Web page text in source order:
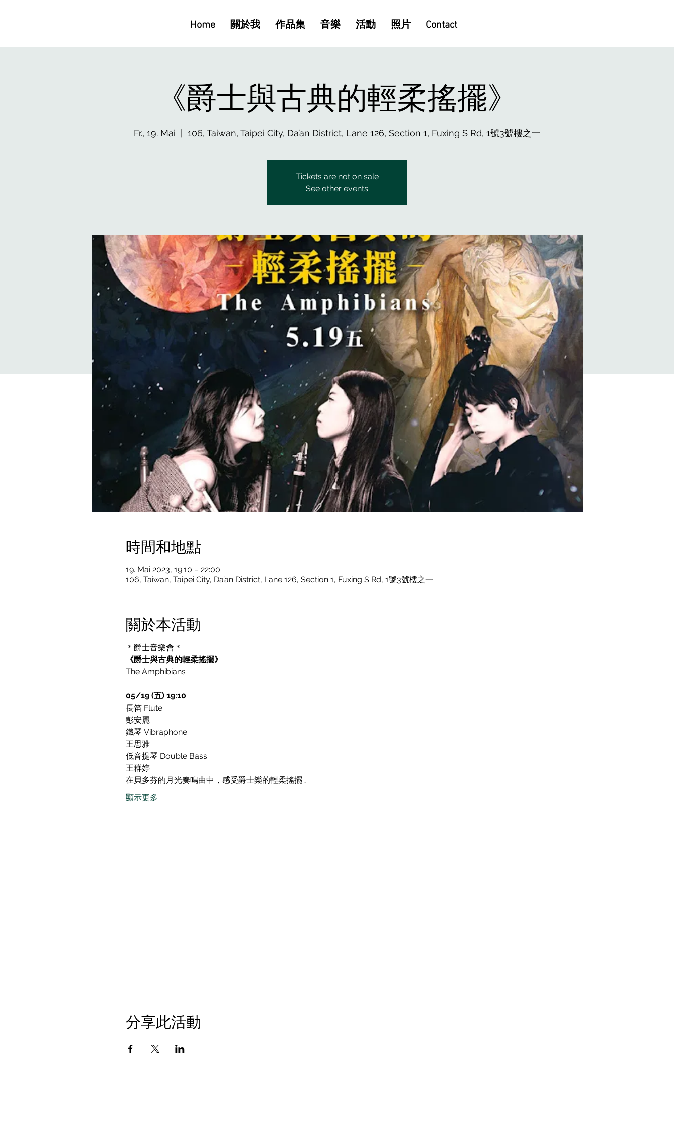
Home 關於我 作品集 音樂 活動 照片 Contact
《爵士與古典的輕柔搖擺》
Fr., 19. Mai 106, Taiwan, Taipei City, Da’an District, Lane 126, Section 1, Fuxing S Rd, 1號3號樓之一
Tickets are not on sale
See other events
時間和地點
19. Mai 2023, 19:10 – 22:00
106, Taiwan, Taipei City, Da’an District, Lane 126, Section 1, Fuxing S Rd, 1號3號樓之一
關於本活動
《爵士與古典的輕柔搖擺》
The Amphibians
05/19 (五) 19:10
長笛 Flute
彭安麗
鐵琴 Vibraphone
王思雅
低音提琴 Double Bass
王群婷
在貝多芬的月光奏鳴曲中，感受爵士樂的輕柔搖擺…
顯示更多
分享此活動